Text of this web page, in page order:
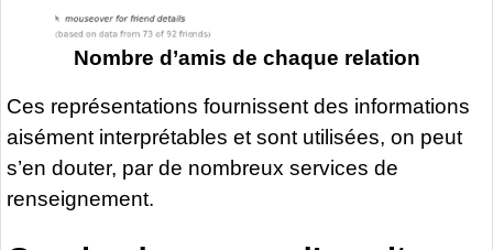
Nombre d’amis de chaque relation
Ces représentations fournissent des informations
aisément interprétables et sont utilisées, on peut
s’en douter, par de nombreux services de
renseignement.